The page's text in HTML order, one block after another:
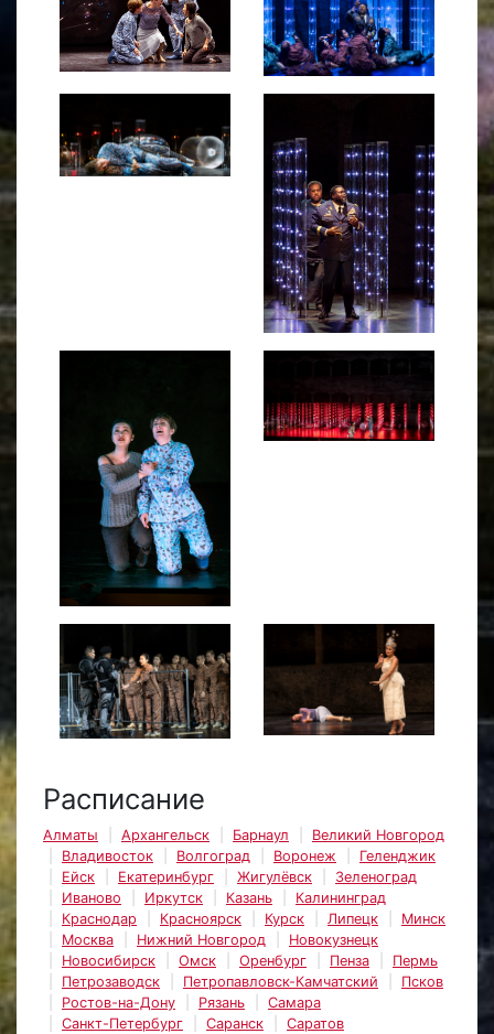
Расписание
Алматы Архангельск Барнаул
Великий Новгород
Владивосток
Волгоград Воронеж
Геленджик
Ейск
Екатеринбург Жигулёвск
Зеленоград
Иваново
Иркутск Казань
Калининград
Краснодар
Красноярск Курск Липецк
Минск
Москва
Нижний Новгород
Новокузнецк
Новосибирск
Омск Оренбург Пенза
Пермь
Петрозаводск
Петропавловск-Камчатский
Псков
Ростов-на-Дону
Рязань
Самара
Санкт-Петербург
Саранск
Саратов